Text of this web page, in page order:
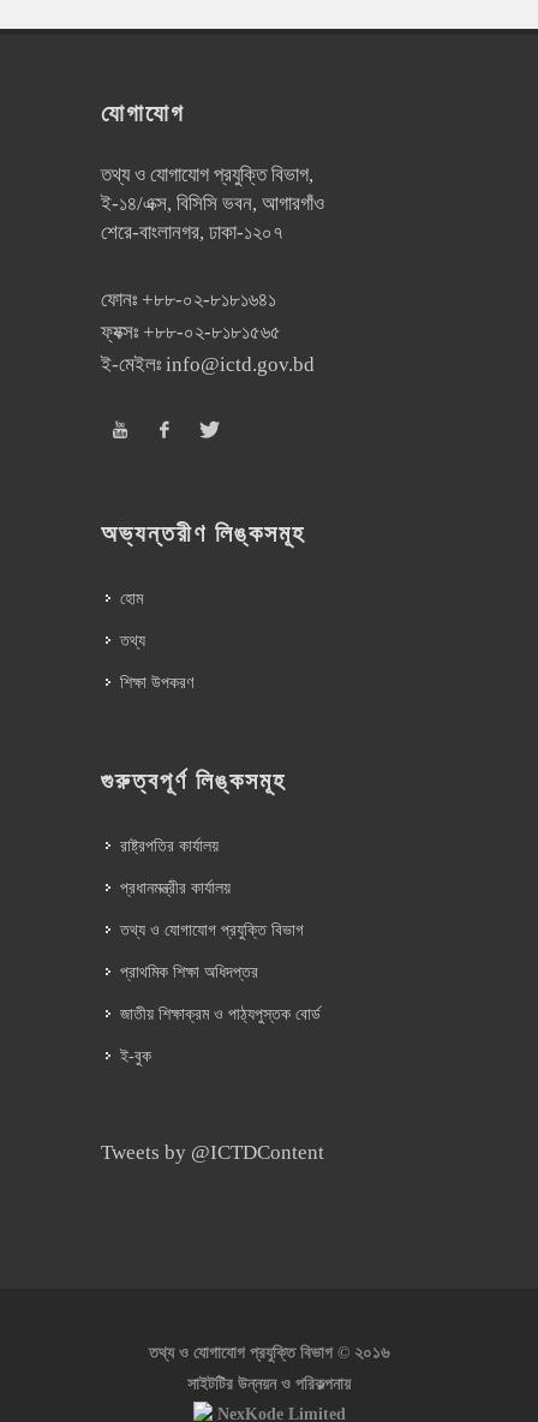
যোগাযোগ
তথ্য ও যোগাযোগ প্রযুক্তি বিভাগ,
ই-১৪/এক্স, বিসিসি ভবন, আগারগাঁও
শেরে-বাংলানগর, ঢাকা-১২০৭
ফোনঃ +৮৮-০২-৮১৮১৬৪১
ফ্যক্সঃ +৮৮-০২-৮১৮১৫৬৫
ই-মেইলঃ info@ictd.gov.bd
অভ্যন্তরীণ লিঙ্কসমূহ
হোম
তথ্য
শিক্ষা উপকরণ
গুরুত্বপূর্ণ লিঙ্কসমূহ
রাষ্ট্রপতির কার্যালয়
প্রধানমন্ত্রীর কার্যালয়
তথ্য ও যোগাযোগ প্রযুক্তি বিভাগ
প্রাথমিক শিক্ষা অধিদপ্তর
জাতীয় শিক্ষাক্রম ও পাঠ্যপুস্তক বোর্ড
ই-বুক
Tweets by @ICTDContent
তথ্য ও যোগাযোগ প্রযুক্তি বিভাগ © ২০১৬
সাইটটির উন্নয়ন ও পরিকল্পনায়
NexKode Limited